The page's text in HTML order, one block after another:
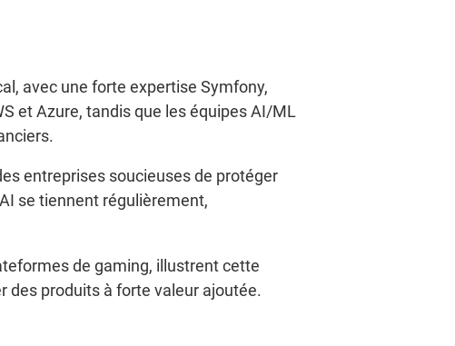
avec une forte expertise Symfony,
et Azure, tandis que les équipes AI/ML
entreprises soucieuses de protéger
se tiennent régulièrement,
de gaming, illustrent cette
des produits à forte valeur ajoutée.